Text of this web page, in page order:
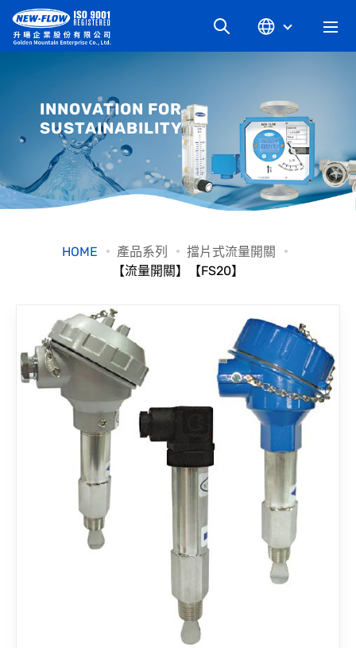
最新消息
知識文章
檔案下載
聯絡我們
INNOVATION FOR
SUSTAINABILITY
HOME 產品系列
擋片式流量開關
【流量開關】【FS20】